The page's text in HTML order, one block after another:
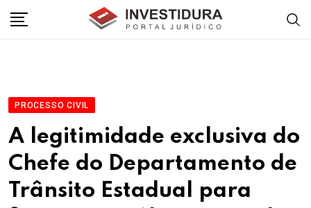
PROCESSO CIVIL
A legitimidade exclusiva do
Chefe do Departamento de
Trânsito Estadual para